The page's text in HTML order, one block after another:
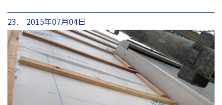
23. 2015年07月04日